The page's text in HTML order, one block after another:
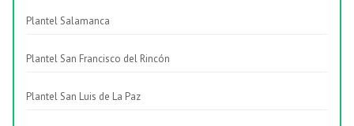
Plantel Salamanca
Plantel San Francisco del Rincón
Plantel San Luis de La Paz